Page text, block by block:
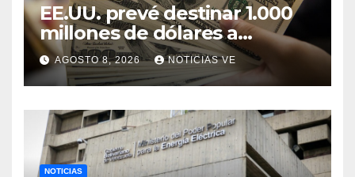
EE.UU. prevé destinar 1.000
millones de dólares a
Colombia para un paquete
de seguridad
AGOSTO 8, 2026 NOTICIAS VE
NOTICIAS